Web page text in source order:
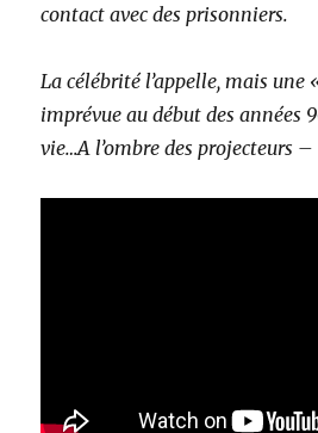
contact avec des prisonniers.
La célébrité l’appelle, mais une
imprévue au début des années
vie…A l’ombre des projecteurs –